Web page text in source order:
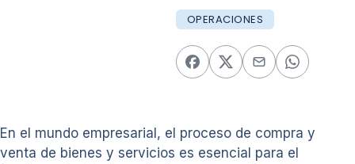
OPERACIONES
En el mundo empresarial, el proceso de compra y
venta de bienes y servicios es esencial para el